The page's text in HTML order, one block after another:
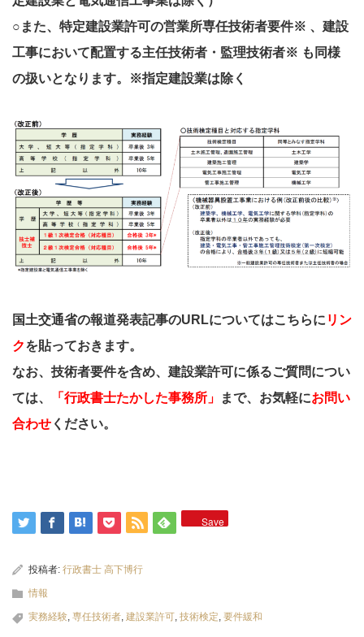
○また、特定建設業許可の営業所専任技術者要件※ 、建設
工事において配置する主任技術者・監理技術者※ も同様
の扱いとなります。
※指定建設業は除く
国土交通省の報道発表記事のURLについてはこちらに リン
クを貼っておきます。
なお、技術者要件を含め、建設業許可に係るご質問につい
ては、
「行政書士たかした事務所」 まで、お気軽にお問い
合わせ ください。
Save
投稿者: 行政書士 高下博行
情報
実務経験, 専任技術者, 建設業許可, 技術検定, 要件緩和